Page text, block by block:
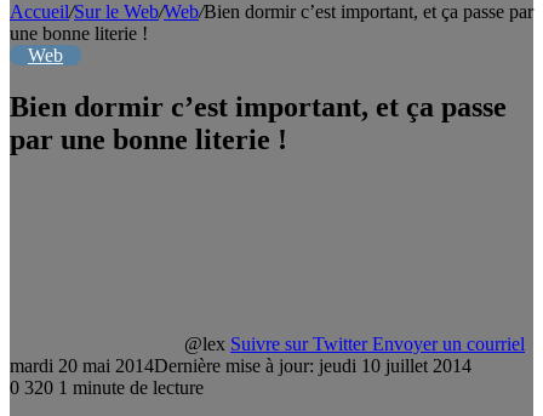
Accueil/Sur le Web/Web/Bien dormir c’est important, et ça passe par
une bonne literie !
Web
Bien dormir c’est important, et ça passe
par une bonne literie !
@lex Suivre sur Twitter Envoyer un courriel
mardi 20 mai 2014Dernière mise à jour: jeudi 10 juillet 2014
0 320 1 minute de lecture